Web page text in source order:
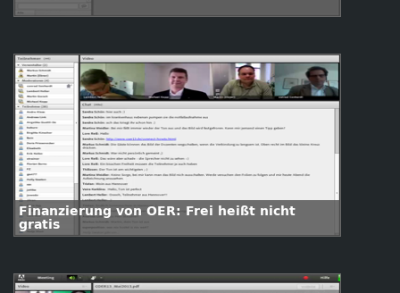
Finanzierung von OER: Frei heißt nicht
gratis